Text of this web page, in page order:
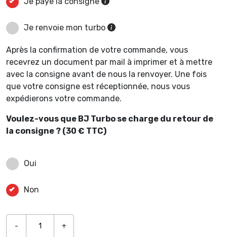
Je renvoie mon turbo
Après la confirmation de votre commande, vous
recevrez un document par mail à imprimer et à mettre
avec la consigne avant de nous la renvoyer. Une fois
que votre consigne est réceptionnée, nous vous
expédierons votre commande.
Voulez-vous que BJ Turbo se charge du retour de
la consigne ? (30 € TTC)
Oui
Non
- +